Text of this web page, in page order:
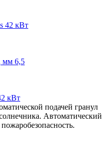
мм 6,5
кВт
подачей гранул
Автоматический